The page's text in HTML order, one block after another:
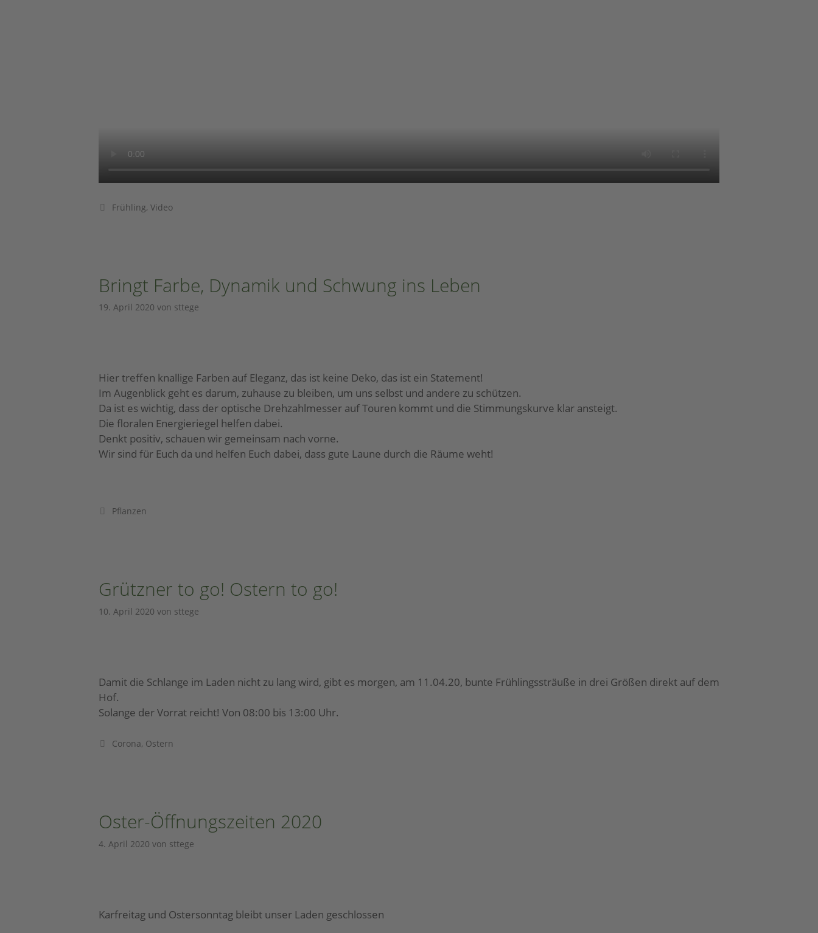
Frühling, Video
Bringt Farbe, Dynamik und Schwung ins Leben
19. April 2020 von sttege
Hier treffen knallige Farben auf Eleganz, das ist keine Deko, das ist ein Statement!
Im Augenblick geht es darum, zuhause zu bleiben, um uns selbst und andere zu schützen.
Da ist es wichtig, dass der optische Drehzahlmesser auf Touren kommt und die Stimmungskurve klar ansteigt.
Die floralen Energieriegel helfen dabei.
Denkt positiv, schauen wir gemeinsam nach vorne.
Wir sind für Euch da und helfen Euch dabei, dass gute Laune durch die Räume weht!
Pflanzen
Grützner to go! Ostern to go!
10. April 2020 von sttege
Damit die Schlange im Laden nicht zu lang wird, gibt es morgen, am 11.04.20, bunte Frühlingssträuße in drei Größen direkt auf dem
Hof.
Solange der Vorrat reicht! Von 08:00 bis 13:00 Uhr.
Corona, Ostern
Oster-Öffnungszeiten 2020
4. April 2020 von sttege
Karfreitag und Ostersonntag bleibt unser Laden geschlossen